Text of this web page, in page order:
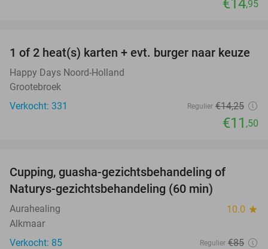
€14,95
19%
1 of 2 heat(s) karten + evt. burger naar keuze
Happy Days Noord-Holland
Grootebroek
Verkocht: 331
Regulier €14,25
€11 ,50
Cupping, guasha-gezichtsbehandeling of
Naturys-gezichtsbehandeling (60 min)
Aurahealing 10.0 star
Alkmaar
Verkocht: 85
Regulier €85